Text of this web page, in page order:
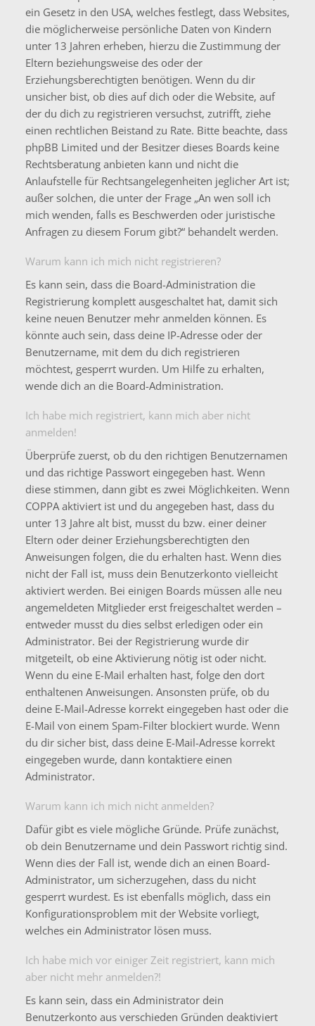
ein Gesetz in den USA, welches festlegt, dass Websites,
die möglicherweise persönliche Daten von Kindern
unter 13 Jahren erheben, hierzu die Zustimmung der
Eltern beziehungsweise des oder der
Erziehungsberechtigten benötigen. Wenn du dir
unsicher bist, ob dies auf dich oder die Website, auf
der du dich zu registrieren versuchst, zutrifft, ziehe
einen rechtlichen Beistand zu Rate. Bitte beachte, dass
phpBB Limited und der Besitzer dieses Boards keine
Rechtsberatung anbieten kann und nicht die
Anlaufstelle für Rechtsangelegenheiten jeglicher Art ist;
außer solchen, die unter der Frage „An wen soll ich
mich wenden, falls es Beschwerden oder juristische
Anfragen zu diesem Forum gibt?“ behandelt werden.
Warum kann ich mich nicht registrieren?
Es kann sein, dass die Board-Administration die
Registrierung komplett ausgeschaltet hat, damit sich
keine neuen Benutzer mehr anmelden können. Es
könnte auch sein, dass deine IP-Adresse oder der
Benutzername, mit dem du dich registrieren
möchtest, gesperrt wurden. Um Hilfe zu erhalten,
wende dich an die Board-Administration.
Ich habe mich registriert, kann mich aber nicht
anmelden!
Überprüfe zuerst, ob du den richtigen Benutzernamen
und das richtige Passwort eingegeben hast. Wenn
diese stimmen, dann gibt es zwei Möglichkeiten. Wenn
COPPAaktiviert ist und du angegeben hast, dass du
unter 13 Jahre alt bist, musst du bzw. einer deiner
Eltern oder deiner Erziehungsberechtigten den
Anweisungen folgen, die du erhalten hast. Wenn dies
nicht der Fall ist, muss dein Benutzerkonto vielleicht
aktiviert werden. Bei einigen Boards müssen alle neu
angemeldeten Mitglieder erst freigeschaltet werden –
entweder musst du dies selbst erledigen oder ein
Administrator. Bei der Registrierung wurde dir
mitgeteilt, ob eine Aktivierung nötig ist oder nicht.
Wenn du eine E-Mail erhalten hast, folge den dort
enthaltenen Anweisungen. Ansonsten prüfe, ob du
deine E-Mail-Adresse korrekt eingegeben hast oder die
E-Mail von einem Spam-Filter blockiert wurde. Wenn
du dir sicher bist, dass deine E-Mail-Adresse korrekt
eingegeben wurde, dann kontaktiere einen
Administrator.
Warum kann ich mich nicht anmelden?
Dafür gibt es viele mögliche Gründe. Prüfe zunächst,
ob dein Benutzername und dein Passwort richtig sind.
Wenn dies der Fall ist, wende dich an einen Board-
Administrator, um sicherzugehen, dass du nicht
gesperrt wurdest. Es ist ebenfalls möglich, dass ein
Konfigurationsproblem mit der Website vorliegt,
welches ein Administrator lösen muss.
Ich habe mich vor einiger Zeit registriert, kann mich
aber nicht mehr anmelden?!
Es kann sein, dass ein Administrator dein
Benutzerkonto aus verschieden Gründen deaktiviert